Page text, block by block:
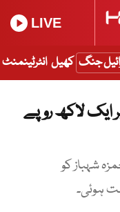
LIVE
جنگ کھیل انٹرٹینمنٹ
ایک لاکھ روپے
شہباز کو
ہوئی۔